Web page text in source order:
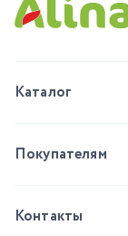
Каталог
Покупателям
Контакты